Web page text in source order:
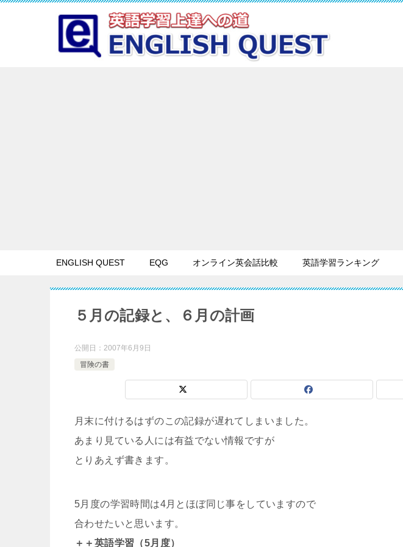
ENGLISH QUEST EQG オンライン英会話比較 英語学習ランキング
５月の記録と、６月の計画
公開日： 2007年6月9日
冒険の書
月末に付けるはずのこの記録が遅れてしまいました。
あまり見ている人には有益でない情報ですが
とりあえず書きます。
5月度の学習時間は4月とほぼ同じ事をしていますので
合わせたいと思います。
＋＋英語学習（5月度）